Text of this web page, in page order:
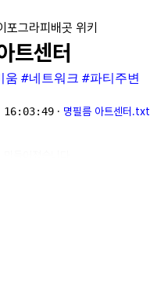
포그라피배곳 위키
트센터
움 #네트워크 #파티주변
16:03:49 · 명필름 아트센터.txt